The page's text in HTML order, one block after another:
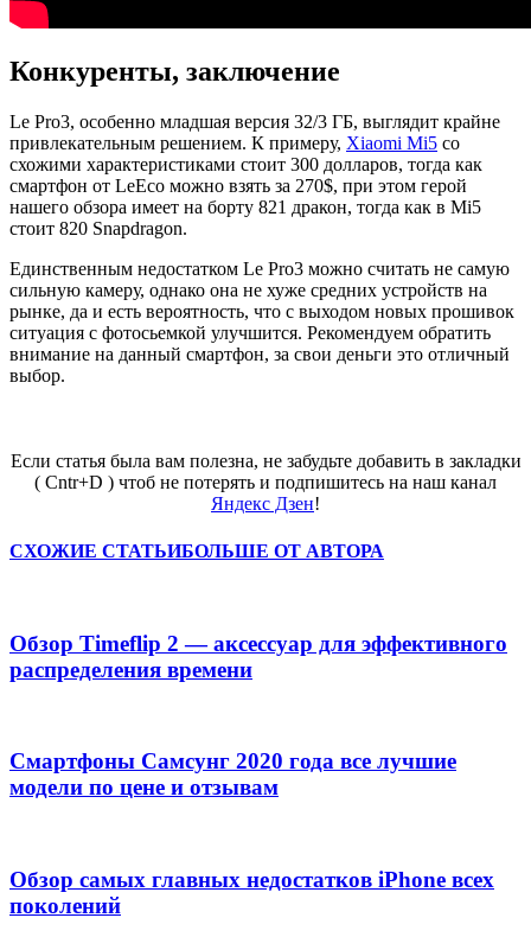
Конкуренты, заключение
Le Pro3, особенно младшая версия 32/3 ГБ, выглядит крайне
привлекательным решением. К примеру, Xiaomi Mi5 со
схожими характеристиками стоит 300 долларов, тогда как
смартфон от LeEco можно взять за 270$, при этом герой
нашего обзора имеет на борту 821 дракон, тогда как в Mi5
стоит 820 Snapdragon.
Единственным недостатком Le Pro3 можно считать не самую
сильную камеру, однако она не хуже средних устройств на
рынке, да и есть вероятность, что с выходом новых прошивок
ситуация с фотосьемкой улучшится. Рекомендуем обратить
внимание на данный смартфон, за свои деньги это отличный
выбор.
Если статья была вам полезна, не забудьте добавить в закладки
( Cntr+D ) чтоб не потерять и подпишитесь на наш канал
Яндекс Дзен!
СХОЖИЕ СТАТЬИБОЛЬШЕ ОТ АВТОРА
Обзор Timeflip 2 — аксессуар для эффективного
распределения времени
Смартфоны Самсунг 2020 года все лучшие
модели по цене и отзывам
Обзор самых главных недостатков iPhone всех
поколений